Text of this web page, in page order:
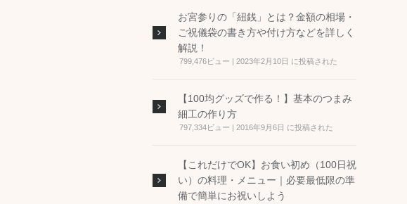
お宮参りの「紐銭」とは？金額の相場・
ご祝儀袋の書き方や付け方などを詳しく
解説！
799,476ビュー | 2023年2月10日 に投稿された
【100均グッズで作る！】基本のつまみ
細工の作り方
797,334ビュー | 2016年9月6日 に投稿された
【これだけでOK】お食い初め（100日祝
い）の料理・メニュー｜必要最低限の準
備で簡単にお祝いしよう